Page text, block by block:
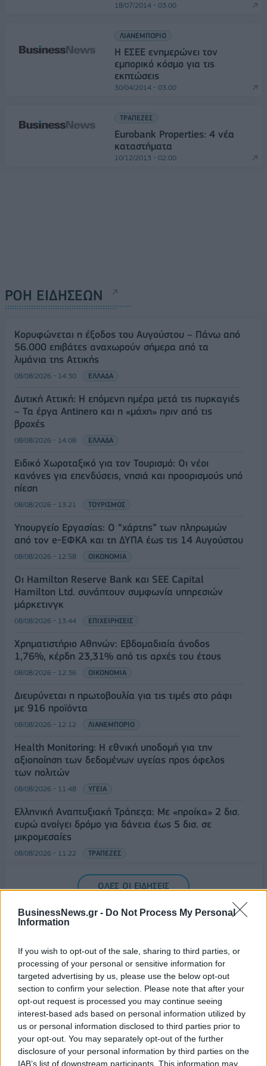
BusinessNews.gr - Do Not Process My Personal
Information
If you wish to opt-out of the sale, sharing to third parties, or
processing of your personal or sensitive information for
targeted advertising by us, please use the below opt-out
section to confirm your selection. Please note that after your
opt-out request is processed you may continue seeing
interest-based ads based on personal information utilized by
us or personal information disclosed to third parties prior to
your opt-out. You may separately opt-out of the further
disclosure of your personal information by third parties on the
IAB’s list of downstream participants. This information may
18/07/2014 - 03:00
ΛΙΑΝΕΜΠΟΡΙΟ
H ΕΣΕΕ ενημερώνει τον
εμπορικό κόσμο για τις
εκπτώσεις
30/04/2014 - 03:00
ΤΡΑΠΕΖΕΣ
Eurobank Properties: 4 νέα
καταστήματα
10/12/2013 - 02:00
ΡΟΗ ΕΙΔΗΣΕΩΝ
Κορυφώνεται η έξοδος του Αυγούστου – Πάνω από
56.000 επιβάτες αναχωρούν σήμερα από τα
λιμάνια της Αττικής
08/08/2026 - 14:30 ΕΛΛΑΔΑ
Δυτική Αττική: Η επόμενη ημέρα μετά τις πυρκαγιές
– Τα έργα Antinero και η «μάχη» πριν από τις
βροχές
08/08/2026 - 14:08 ΕΛΛΑΔΑ
Ειδικό Χωροταξικό για τον Τουρισμό: Οι νέοι
κανόνες για επενδύσεις, νησιά και προορισμούς υπό
πίεση
08/08/2026 - 13:21 ΤΟΥΡΙΣΜΟΣ
Υπουργείο Εργασίας: Ο “χάρτης” των πληρωμών
από τον e-ΕΦΚΑ και τη ΔΥΠΑ έως τις 14 Αυγούστου
08/08/2026 - 12:58 ΟΙΚΟΝΟΜΙΑ
Οι Hamilton Reserve Bank και SEE Capital
Hamilton Ltd. συνάπτουν συμφωνία υπηρεσιών
μάρκετινγκ
08/08/2026 - 13:44 ΕΠΙΧΕΙΡΗΣΕΙΣ
Χρηματιστήριο Αθηνών: Εβδομαδιαία άνοδος
1,76%, κέρδη 23,31% από τις αρχές του έτους
08/08/2026 - 12:36 ΟΙΚΟΝΟΜΙΑ
Διευρύνεται η πρωτοβουλία για τις τιμές στο ράφι
με 916 προϊόντα
08/08/2026 - 12:12 ΛΙΑΝΕΜΠΟΡΙΟ
Health Monitoring: Η εθνική υποδομή για την
αξιοποίηση των δεδομένων υγείας προς όφελος
των πολιτών
08/08/2026 - 11:48 ΥΓΕΙΑ
Ελληνική Αναπτυξιακή Τράπεζα: Με «προίκα» 2 δισ.
ευρώ ανοίγει δρόμο για δάνεια έως 5 δισ. σε
μικρομεσαίες
08/08/2026 - 11:22 ΤΡΑΠΕΖΕΣ
5G παντού, 6G στον ορίζοντα: Πού βρίσκεται η
Ελλάδα στη μεγάλη τεχνολογική μετάβαση
ΟΛΕΣ ΟΙ ΕΙΔΗΣΕΙΣ
ΔΗΜΟΦΙΛΗ
Όμιλος ΔΕΗ: Νέα συμφωνία για χαρτοφυλάκιο
έργων ΑΠΕ άνω των 2 GW σε Πολωνία και